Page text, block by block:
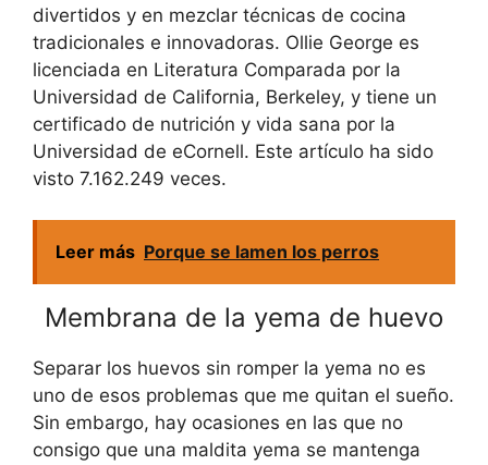
divertidos y en mezclar técnicas de cocina
tradicionales e innovadoras. Ollie George es
licenciada en Literatura Comparada por la
Universidad de California, Berkeley, y tiene un
certificado de nutrición y vida sana por la
Universidad de eCornell. Este artículo ha sido
visto 7.162.249 veces.
Leer más Porque se lamen los perros
Membrana de la yema de huevo
Separar los huevos sin romper la yema no es
uno de esos problemas que me quitan el sueño.
Sin embargo, hay ocasiones en las que no
consigo que una maldita yema se mantenga